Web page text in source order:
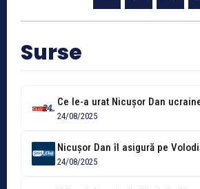
Surse
24/08/2025
24/08/2025